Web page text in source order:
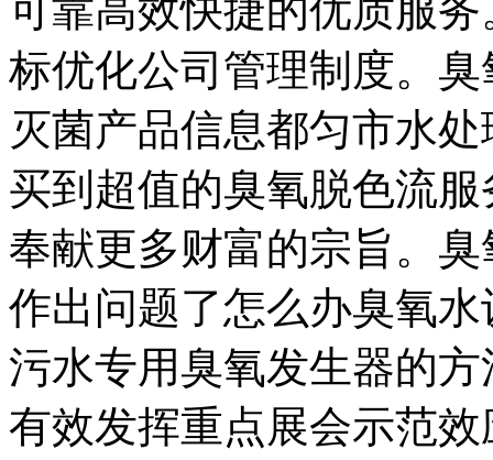
可靠高效快捷的优质服
标优化公司管理制度。
灭菌产品信息都匀市水
买到超值的臭氧脱色流
奉献更多财富的宗旨。
作出问题了怎么办臭氧
污水专用臭氧发生器的
有效发挥重点展会示范